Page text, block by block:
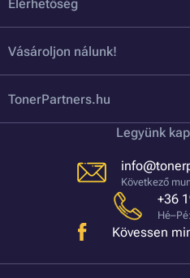
Elérhetőség
Vásároljon nálunk!
TonerPartners.hu
Legyünk
Következő
+36
Kövessen